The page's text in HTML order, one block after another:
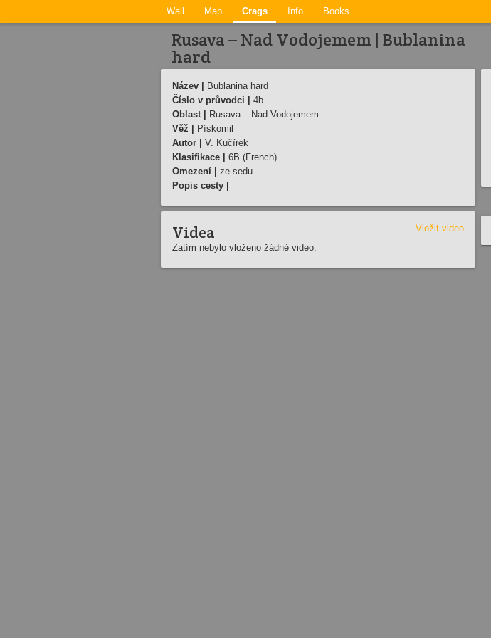
Wall Map Crags Info Books
Rusava – Nad Vodojemem | Bublanina
hard
Název |
Bublanina hard
Číslo v průvodci |
4b
Oblast |
Rusava – Nad Vodojemem
Věž |
Pískomil
Autor |
V. Kučírek
Klasifikace |
6B (French)
Omezení |
ze sedu
Popis cesty |
Videa
Vložit video
Zatím nebylo vloženo žádné video.